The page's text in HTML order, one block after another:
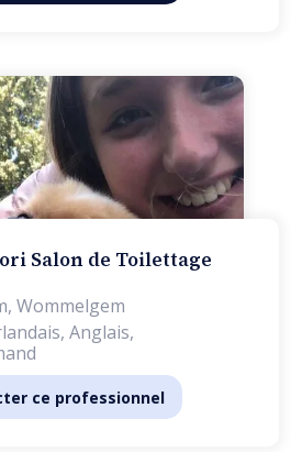
Salon de Toilettage
, Wommelgem
Anglais,
ce professionnel